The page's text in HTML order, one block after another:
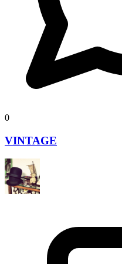
0
VINTAGE